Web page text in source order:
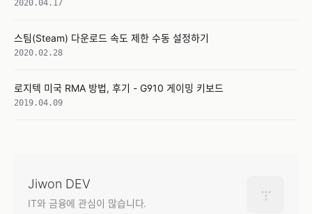
2020.04.17
스팀(Steam) 다운로드 속도 제한 수동 설정하기
2020.02.28
로지텍 미국 RMA 방법, 후기 - G910 게이밍 키보드
2019.04.09
Jiwon DEV
IT와 금융에 관심이 많습니다.